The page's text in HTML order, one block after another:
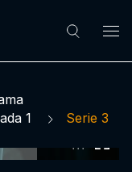
1 Serie 3